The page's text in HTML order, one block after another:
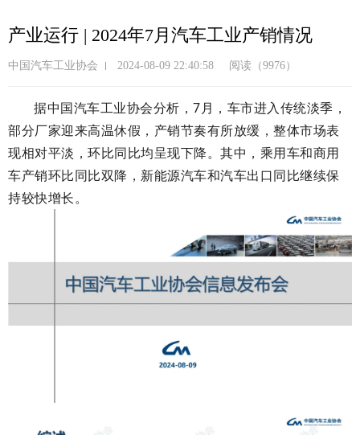
转
到
主
容
产业运行 | 2024年7月汽车工业产销情况
中国汽车工业协会 2024-08-09 22:40:58 阅读（9976）
据中国汽车工业协会分析，7月，车市进入传统淡季，
部分厂家迎来高温休假，产销节奏有所放缓，整体市场表
现相对平淡，环比同比均呈现下降。其中，乘用车和商用
车产销环比同比双降，新能源汽车和汽车出口同比继续保
持较快增长。